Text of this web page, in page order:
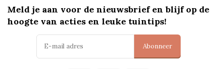
Meld je aan voor de nieuwsbrief en blijf op de
hoogte van acties en leuke tuintips!
Abonneer